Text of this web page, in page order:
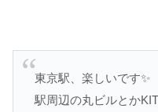
東京駅、楽しいです✨
駅周辺の丸ビルとか